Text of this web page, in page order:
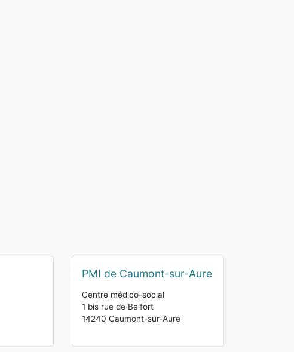
PMI de Caumont-sur-Aure
Centre médico-social
1 bis rue de Belfort
14240 Caumont-sur-Aure